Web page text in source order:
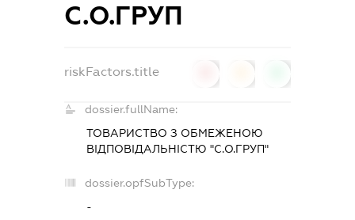
С.О.ГРУП
riskFactors.title
dossier.fullName:
ТОВАРИСТВО З ОБМЕЖЕНОЮ
ВІДПОВІДАЛЬНІСТЮ "С.О.ГРУП"
dossier.opfSubType:
-